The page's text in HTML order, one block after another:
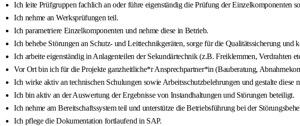
Ich leite Prüfgruppen fachlich an oder führe eigenständig die Prüfung der Einzelkomponenten
Ich nehme an Werksprüfungen teil.
Ich parametriere Einzelkomponenten und nehme diese in Betrieb.
Ich behebe Störungen an Schutz- und Leittechnikgeräten, sorge für die Qualitätssicherung
Ich arbeite eigenständig in Anlagenteilen der Sekundärtechnik (z.B. Freiklemmen, Verdrahten
Vor Ort bin ich für die Projekte ganzheitliche*r Ansprechpartner*in (Bauberatung,
Ich wirke aktiv an technischen Schulungen sowie Arbeitsschutzbelehrungen und gestalte diese
Ich bin aktiv an der Auswertung der Ergebnisse von Instandhaltungen und Störungen beteiligt.
Ich nehme am Bereitschaftssystem teil und unterstütze die Betriebsführung bei der
Ich pflege die Dokumentation fortlaufend in SAP.